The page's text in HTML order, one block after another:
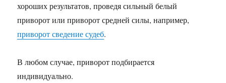
хороших результатов, проведя сильный белый
приворот или приворот средней силы, например,
приворот сведение судеб.
В любом случае, приворот подбирается
индивидуально.